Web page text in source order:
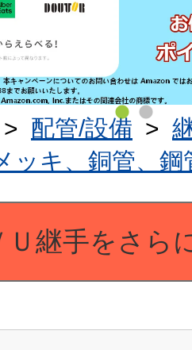
> 配管/設備 >
ッキ、銅管、鋼
Ｕ継手をさら